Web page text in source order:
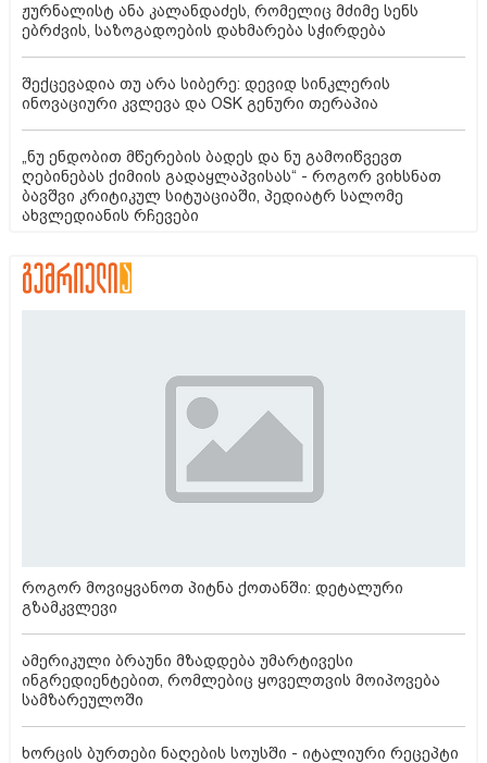
ჟურნალისტ ანა კალანდაძეს, რომელიც მძიმე სენს
ებრძვის, საზოგადოების დახმარება სჭირდება
შექცევადია თუ არა სიბერე: დევიდ სინკლერის
ინოვაციური კვლევა და OSK გენური თერაპია
„ნუ ენდობით მწერების ბადეს და ნუ გამოიწვევთ
ღებინებას ქიმიის გადაყლაპვისას“ - როგორ ვიხსნათ
ბავშვი კრიტიკულ სიტუაციაში, პედიატრ სალომე
ახვლედიანის რჩევები
როგორ მოვიყვანოთ პიტნა ქოთანში: დეტალური
გზამკვლევი
ამერიკული ბრაუნი მზადდება უმარტივესი
ინგრედიენტებით, რომლებიც ყოველთვის მოიპოვება
სამზარეულოში
ხორცის ბურთები ნაღების სოუსში - იტალიური რეცეპტი